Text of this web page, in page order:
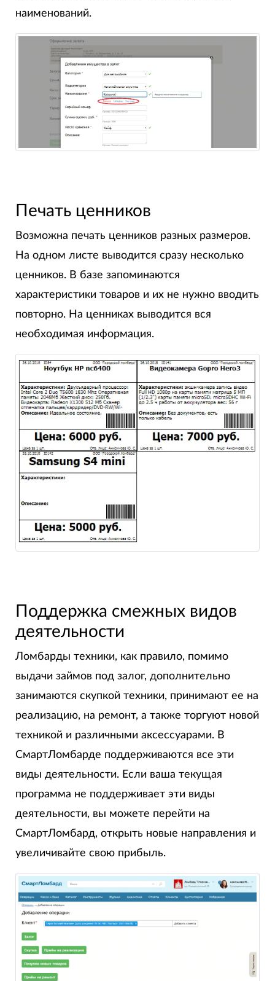
наименований.
Печать ценников
Возможна печать ценников разных размеров.
На одном листе выводится сразу несколько
ценников. В базе запоминаются
характеристики товаров и их не нужно вводить
повторно. На ценниках выводится вся
необходимая информация.
Поддержка смежных видов
деятельности
Ломбарды техники, как правило, помимо
выдачи займов под залог, дополнительно
занимаются скупкой техники, принимают ее на
реализацию, на ремонт, а также торгуют новой
техникой и различными аксессуарами. В
СмартЛомбарде поддерживаются все эти
виды деятельности. Если ваша текущая
программа не поддерживает эти виды
деятельности, вы можете перейти на
СмартЛомбард, открыть новые направления и
увеличивайте свою прибыль.